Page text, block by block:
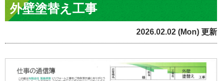
外壁塗替え工事
2026.02.02 (Mon) 更新